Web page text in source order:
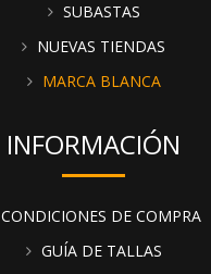
SUBASTAS
NUEVAS TIENDAS
MARCA BLANCA
INFORMACIÓN
CONDICIONES DE COMPRA
GUÍA DE TALLAS